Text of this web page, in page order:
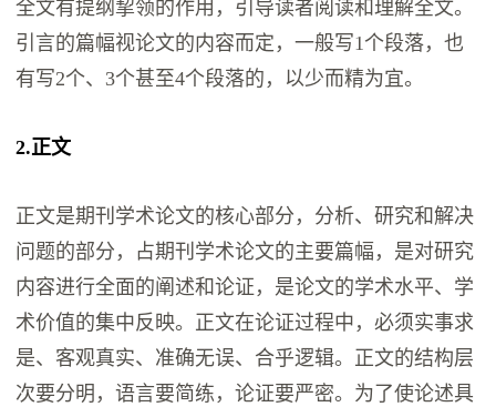
全文有提纲挈领的作用，引导读者阅读和理解全文。
引言的篇幅视论文的内容而定，一般写1个段落，也
有写2个、3个甚至4个段落的，以少而精为宜。
2.正文
正文是期刊学术论文的核心部分，分析、研究和解决
问题的部分，占期刊学术论文的主要篇幅，是对研究
内容进行全面的阐述和论证，是论文的学术水平、学
术价值的集中反映。正文在论证过程中，必须实事求
是、客观真实、准确无误、合乎逻辑。正文的结构层
次要分明，语言要简练，论证要严密。为了使论述具